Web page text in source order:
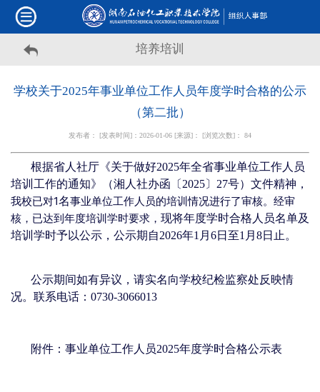
培养培训
学校关于2025年事业单位工作人员年度学时合格的公示
（第二批）
发布者： [发表时间]：2026-01-06 [来源]： [浏览次数]： 84
根据省人社厅《关于做好2025年全省事业单位工作人员
培训工作的通知》（湘人社办函〔2025〕27号）文件精神，
我校已对1名事业单位工作人员的培训情况进行了审核。经审
核，已达到年度培训学时要求， 现将年度学时合格人员名单及
培训学时予以公示，公示期自2026年1月6日至1月8日止。
公示期间如有异议，请实名向学校纪检监察处反映情
况。联系电话：0730-3066013
附件：事业单位工作人员2025年度学时合格公示表